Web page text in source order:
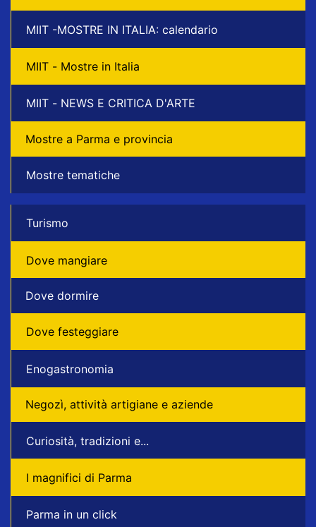
MIIT -MOSTRE IN ITALIA: calendario
MIIT - Mostre in Italia
MIIT - NEWS E CRITICA D'ARTE
Mostre a Parma e provincia
Mostre tematiche
Turismo
Dove mangiare
Dove dormire
Dove festeggiare
Enogastronomia
Negozì, attività artigiane e aziende
Curiosità, tradizioni e...
I magnifici di Parma
Parma in un click